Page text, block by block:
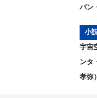
バン
小
宇宙
ンタ
孝弥